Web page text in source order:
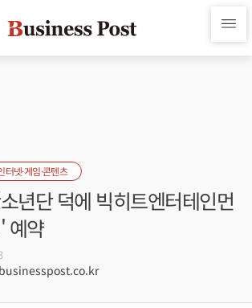
터넷·게임·콘텐츠
년단 덕에 빅히트엔터테인먼
예약